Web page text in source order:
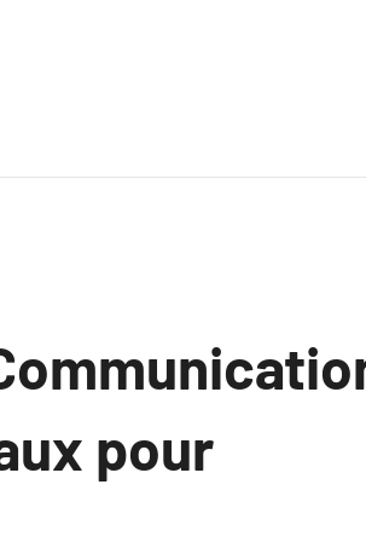
pour